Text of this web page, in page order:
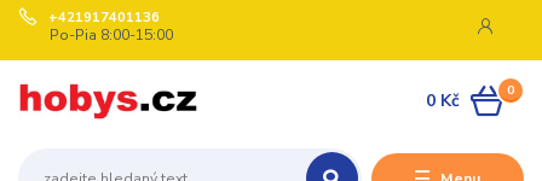
+421917401136
Po-Pia 8:00-15:00
0
0 Kč